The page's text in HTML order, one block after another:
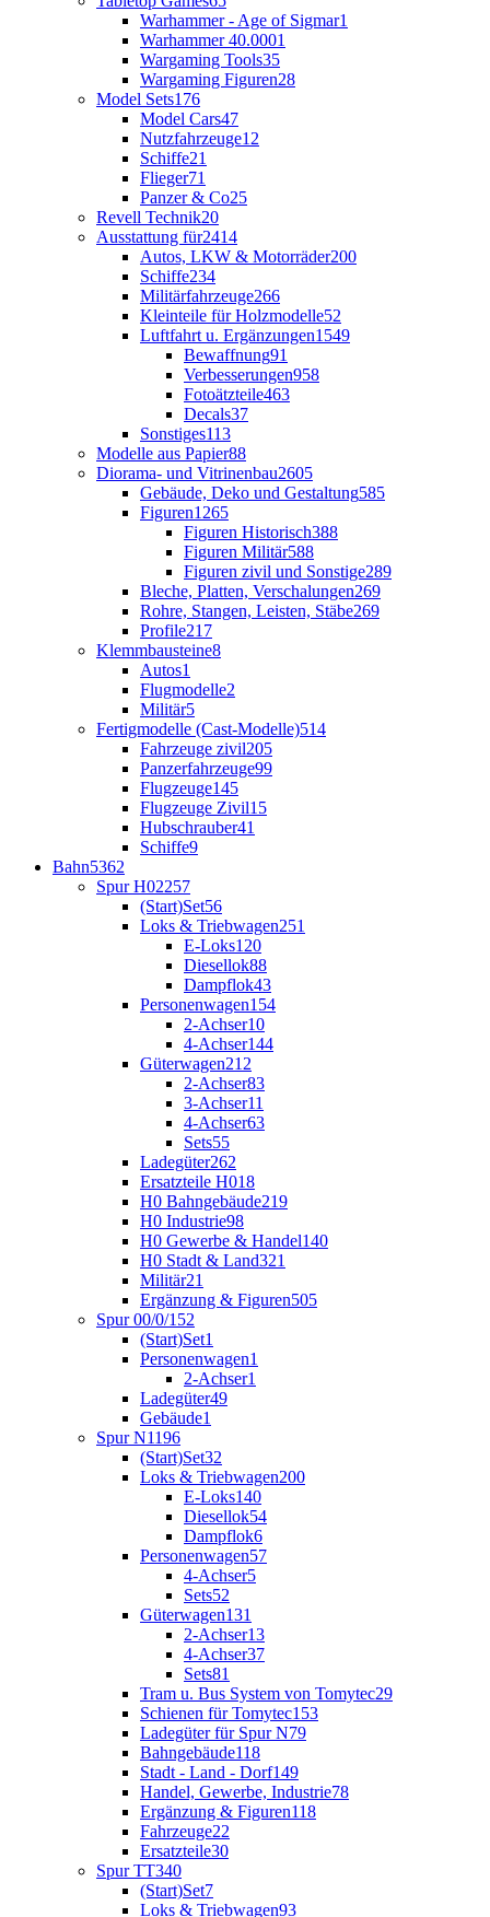
Warhammer - Age of Sigmar1
Warhammer 40.0001
Wargaming Tools35
Wargaming Figuren28
Model Sets176
Model Cars47
Nutzfahrzeuge12
Schiffe21
Flieger71
Panzer & Co25
Revell Technik20
Ausstattung für2414
Autos, LKW & Motorräder200
Schiffe234
Militärfahrzeuge266
Kleinteile für Holzmodelle52
Luftfahrt u. Ergänzungen1549
Bewaffnung91
Verbesserungen958
Fotoätzteile463
Decals37
Sonstiges113
Modelle aus Papier88
Diorama- und Vitrinenbau2605
Gebäude, Deko und Gestaltung585
Figuren1265
Figuren Historisch388
Figuren Militär588
Figuren zivil und Sonstige289
Bleche, Platten, Verschalungen269
Rohre, Stangen, Leisten, Stäbe269
Profile217
Klemmbausteine8
Autos1
Flugmodelle2
Militär5
Fertigmodelle (Cast-Modelle)514
Fahrzeuge zivil205
Panzerfahrzeuge99
Flugzeuge145
Flugzeuge Zivil15
Hubschrauber41
Schiffe9
Bahn5362
Spur H02257
(Start)Set56
Loks & Triebwagen251
E-Loks120
Diesellok88
Dampflok43
Personenwagen154
2-Achser10
4-Achser144
Güterwagen212
2-Achser83
3-Achser11
4-Achser63
Sets55
Ladegüter262
Ersatzteile H018
H0 Bahngebäude219
H0 Industrie98
H0 Gewerbe & Handel140
H0 Stadt & Land321
Militär21
Ergänzung & Figuren505
Spur 00/0/1 52
(Start)Set1
Personenwagen1
2-Achser1
Ladegüter49
Gebäude1
Spur N1196
(Start)Set32
Loks & Triebwagen200
E-Loks140
Diesellok54
Dampflok6
Personenwagen57
4-Achser5
Sets52
Güterwagen131
2-Achser13
4-Achser37
Sets81
Tram u. Bus System von Tomytec29
Schienen für Tomytec153
Ladegüter für Spur N79
Bahngebäude118
Stadt - Land - Dorf149
Handel, Gewerbe, Industrie78
Ergänzung & Figuren118
Fahrzeuge22
Ersatzteile30
Spur TT340
(Start)Set7
Loks & Triebwagen93